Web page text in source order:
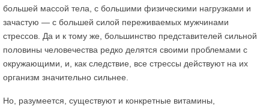
большей массой тела, с большими физическими нагрузками и
зачастую — с большей силой переживаемых мужчинами
стрессов. Да и к тому же, большинство представителей сильной
половины человечества редко делятся своими проблемами с
окружающими, и, как следствие, все стрессы действуют на их
организм значительно сильнее.
Но, разумеется, существуют и конкретные витамины,